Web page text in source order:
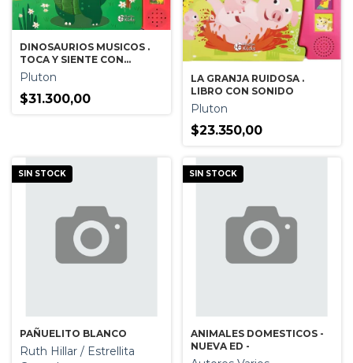
DINOSAURIOS MUSICOS .
TOCA Y SIENTE CON
SONIDOS
Pluton
$31.300,00
LA GRANJA RUIDOSA .
LIBRO CON SONIDO
Pluton
$23.350,00
SIN STOCK
PAÑUELITO BLANCO
Ruth Hillar / Estrellita
SIN STOCK
ANIMALES DOMESTICOS -
NUEVA ED -